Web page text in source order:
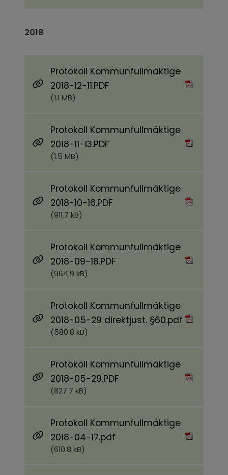
2018
Protokoll Kommunfullmäktige
2018-12-11.PDF
(1.1 MB)
Protokoll Kommunfullmäktige
2018-11-13.PDF
(1.5 MB)
Protokoll Kommunfullmäktige
2018-10-16.PDF
(911.7 kB)
Protokoll Kommunfullmäktige
2018-09-18.PDF
(964.9 kB)
Protokoll Kommunfullmäktige
2018-05-29 direktjust. §60.pdf Pdf, 580.8
(580.8 kB)
Protokoll Kommunfullmäktige
2018-05-29.PDF
(827.7 kB)
Protokoll Kommunfullmäktige
2018-04-17.pdf
(610.8 kB)